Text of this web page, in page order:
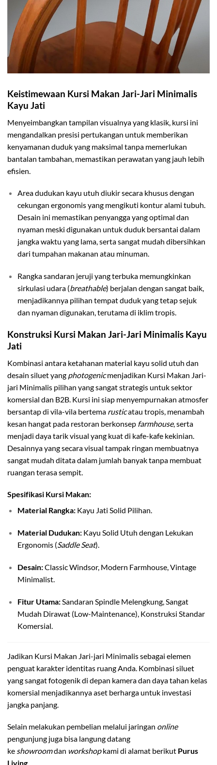
Keistimewaan Kursi Makan Jari-Jari Minimalis
Kayu Jati
Menyeimbangkan tampilan visualnya yang klasik, kursi ini
mengandalkan presisi pertukangan untuk memberikan
kenyamanan duduk yang maksimal tanpa memerlukan
bantalan tambahan, memastikan perawatan yang jauh lebih
efisien.
Area dudukan kayu utuh diukir secara khusus dengan
cekungan ergonomis yang mengikuti kontur alami tubuh.
Desain ini memastikan penyangga yang optimal dan
nyaman meski digunakan untuk duduk bersantai dalam
jangka waktu yang lama, serta sangat mudah dibersihkan
dari tumpahan makanan atau minuman.
Rangka sandaran jeruji yang terbuka memungkinkan
sirkulasi udara (breathable) berjalan dengan sangat baik,
menjadikannya pilihan tempat duduk yang tetap sejuk
dan nyaman digunakan, terutama di iklim tropis.
Konstruksi Kursi Makan Jari-Jari Minimalis Kayu
Jati
Kombinasi antara ketahanan material kayu solid utuh dan
desain siluet yang photogenicmenjadikan Kursi Makan Jari-
jari Minimalis pilihan yang sangat strategis untuk sektor
komersial dan B2B. Kursi ini siap menyempurnakan atmosfer
bersantap di vila-vila bertema rusticatau tropis, menambah
kesan hangat pada restoran berkonsep farmhouse, serta
menjadi daya tarik visual yang kuat di kafe-kafe kekinian.
Desainnya yang secara visual tampak ringan membuatnya
sangat mudah ditata dalam jumlah banyak tanpa membuat
ruangan terasa sempit.
Spesifikasi Kursi Makan:
Material Rangka:Kayu Jati Solid Pilihan.
Material Dudukan:Kayu Solid Utuh dengan Lekukan
Ergonomis (Saddle Seat).
Desain:Classic Windsor, Modern Farmhouse, Vintage
Minimalist.
Fitur Utama:Sandaran Spindle Melengkung, Sangat
Mudah Dirawat (Low-Maintenance), Konstruksi Standar
Komersial.
Jadikan Kursi Makan Jari-jari Minimalis sebagai elemen
penguat karakter identitas ruang Anda. Kombinasi siluet
yang sangat fotogenik di depan kamera dan daya tahan kelas
komersial menjadikannya aset berharga untuk investasi
jangka panjang.
Selain melakukan pembelian melalui jaringan online
pengunjung juga bisa langung datang
ke showroomdan workshopkami di alamat berikut Purus
Living